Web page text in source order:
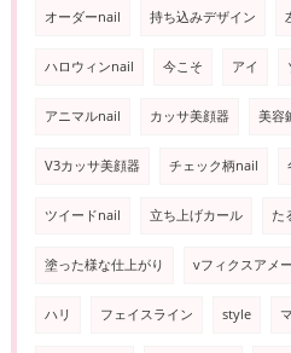
オーダーnail 持ち込みデザイン
ハロウィンnail 今こそ アイ
アニマルnail カッサ美顔器 美容
V3カッサ美顔器 チェック柄nail
ツイードnail 立ち上げカール た
塗った様な仕上がり vフィクスアメ
ハリ フェイスライン style